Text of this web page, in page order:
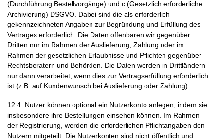
(Durchführung Bestellvorgänge) und c (Gesetzlich erforderliche
Archivierung) DSGVO. Dabei sind die als erforderlich
gekennzeichneten Angaben zur Begründung und Erfüllung des
Vertrages erforderlich. Die Daten offenbaren wir gegenüber
Dritten nur im Rahmen der Auslieferung, Zahlung oder im
Rahmen der gesetzlichen Erlaubnisse und Pflichten gegenüber
Rechtsberatern und Behörden. Die Daten werden in Drittländern
nur dann verarbeitet, wenn dies zur Vertragserfüllung erforderlich
ist (z.B. auf Kundenwunsch bei Auslieferung oder Zahlung).
12.4. Nutzer können optional ein Nutzerkonto anlegen, indem sie
insbesondere ihre Bestellungen einsehen können. Im Rahmen
der Registrierung, werden die erforderlichen Pflichtangaben den
Nutzern mitgeteilt. Die Nutzerkonten sind nicht öffentlich und